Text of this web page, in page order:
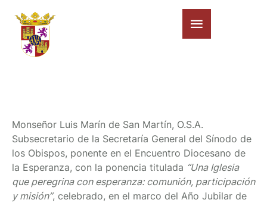
Monseñor Luis Marín de San Martín, O.S.A.
Subsecretario de la Secretaría General del Sínodo de
los Obispos, ponente en el Encuentro Diocesano de
la Esperanza, con la ponencia titulada “Una Iglesia
que peregrina con esperanza: comunión, participación
y misión”, celebrado, en el marco del Año Jubilar de